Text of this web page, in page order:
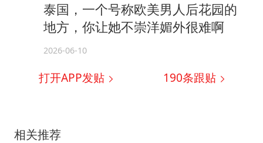
泰国，一个号称欧美男人后花园的
地方，你让她不崇洋媚外很难啊
2026-06-10
打开APP发贴 190条跟贴
相关推荐